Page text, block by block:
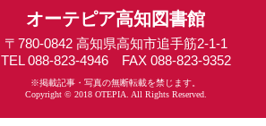
オーテピア高知図書館
〒780-0842 高知県高知市追手筋2-1-1
TEL 088-823-4946 FAX 088-823-9352
※掲載記事・写真の無断転載を禁じます。
Copyright © 2018 OTEPIA. All Rights Reserved.